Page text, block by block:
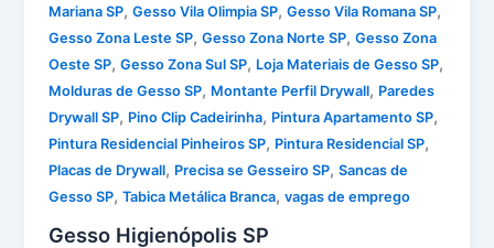
Mariana SP,Gesso Vila Olimpia SP,Gesso Vila Romana SP,
Gesso Zona Leste SP,Gesso Zona Norte SP,Gesso Zona
Oeste SP,Gesso Zona Sul SP, Loja Materiais de Gesso SP,
Molduras de Gesso SP, Montante Perfil Drywall, Paredes
Drywall SP, Pino Clip Cadeirinha, Pintura Apartamento SP,
Pintura Residencial Pinheiros SP, Pintura Residencial SP,
Placas de Drywall, Precisa se Gesseiro SP,Sancas de
Gesso SP,Tabica Metálica Branca,vagas de emprego
Gesso Higienópolis SP